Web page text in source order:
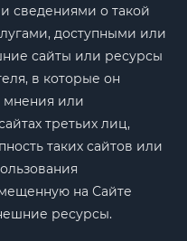
сведениями о такой
доступными или
сайты или ресурсы
в которые он
мнения или
третьих лиц,
таких сайтов или
на Сайте
ресурсы.